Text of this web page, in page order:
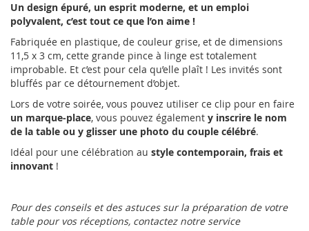
Un design épuré, un esprit moderne, et un emploi
polyvalent, c’est tout ce que l’on aime !
Fabriquée en plastique, de couleur grise, et de dimensions
11,5 x 3 cm, cette grande pince à linge est totalement
improbable. Et c’est pour cela qu’elle plaît ! Les invités sont
bluffés par ce détournement d’objet.
Lors de votre soirée, vous pouvez utiliser ce clip pour en faire
un marque-place, vous pouvez également y inscrire le nom
de la table ou y glisser une photo du couple célébré.
Idéal pour une célébration au style contemporain, frais et
innovant !
Pour des conseils et des astuces sur la préparation de votre
table pour vos réceptions, contactez notre service